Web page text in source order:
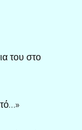
του στο